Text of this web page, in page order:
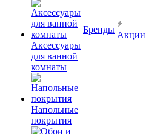
Аксессуары
для ванной
комнаты
Напольные
покрытия
Бренды
Акции